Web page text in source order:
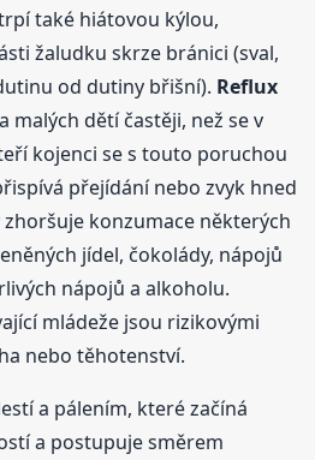
také hiátovou kýlou,
žaludku skrze bránici (sval,
od dutiny břišní). Reflux
malých dětí častěji, než se v
kojenci se s touto poruchou
přejídání nebo zvyk hned
konzumace některých
jídel, čokolády, nápojů
nápojů a alkoholu.
mládeže jsou rizikovými
nebo těhotenství.
a pálením, které začíná
a postupuje směrem